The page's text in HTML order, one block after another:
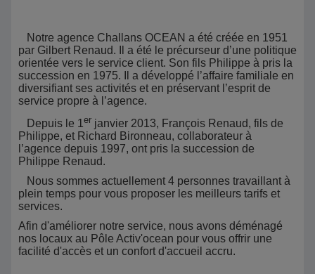
Notre agence Challans OCEAN a été créée en 1951
par Gilbert Renaud. Il a été le précurseur d’une politique
orientée vers le service client. Son fils Philippe à pris la
succession en 1975. Il a développé l’affaire familiale en
diversifiant ses activités et en préservant l’esprit de
service propre à l’agence.
Depuis le 1 er janvier 2013, François Renaud, fils de
Philippe, et Richard Bironneau, collaborateur à
l’agence depuis 1997, ont pris la succession de
Philippe Renaud.
Nous sommes actuellement 4 personnes travaillant à
plein temps pour vous proposer les meilleurs tarifs et
services.
Afin d'améliorer notre service, nous avons déménagé
nos locaux au Pôle Activ'ocean pour vous offrir une
facilité d'accès et un confort d'accueil accru.